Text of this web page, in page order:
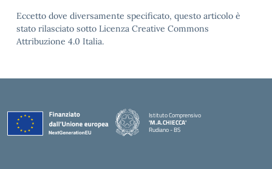
Eccetto dove diversamente specificato, questo articolo è
stato rilasciato sotto Licenza Creative Commons
Attribuzione 4.0 Italia.
Istituto Comprensivo
'M.A.CHIECCA'
Rudiano - BS